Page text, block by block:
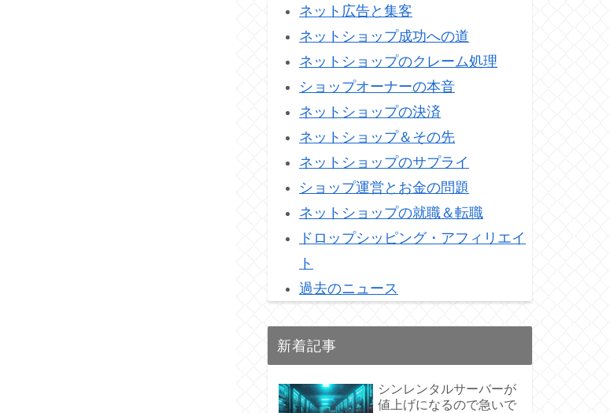
ネット広告と集客
ネットショップ成功への道
ネットショップのクレーム処理
ショップオーナーの本音
ネットショップの決済
ネットショップ＆その先
ネットショップのサプライ
ショップ運営とお金の問題
ネットショップの就職＆転職
ドロップシッピング・アフィリエイ
ト
過去のニュース
新着記事
シンレンタルサーバーが
値上げになるので急いで